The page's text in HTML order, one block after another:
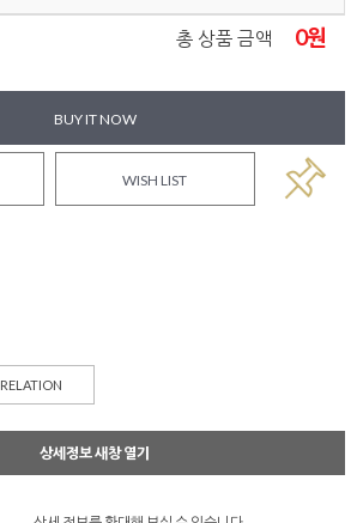
총 상품 금액 0원
BUY IT NOW
WISH LIST
RELATION
상세정보 새창 열기